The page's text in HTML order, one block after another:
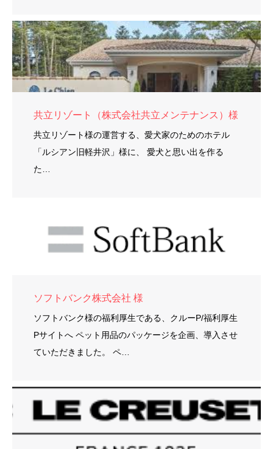
共立リゾート（株式会社共立メンテナンス）様
共立リゾート様の運営する、愛犬家のためのホテル
「ルシアン旧軽井沢」様に、 愛犬と思い出を作る
た…
ソフトバンク株式会社 様
ソフトバンク様の福利厚生である、クルーP/福利厚生
Pサイトへ ペット用品のパッケージを企画、導入させ
ていただきました。 ペ…